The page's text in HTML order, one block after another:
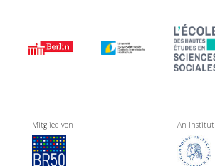
Mitglied von An-Institut